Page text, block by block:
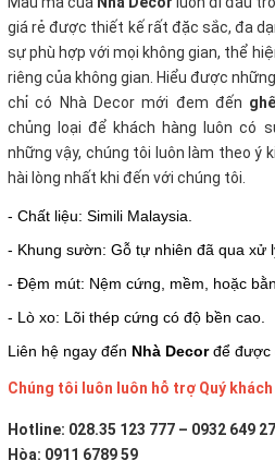
giá rẻ được thiết kế rất đặc sắc, đa
sự phù hợp với mọi không gian, thể
riêng của không gian. Hiểu được
chỉ có Nhà Decor mới đem đến
chủng loại để khách hàng luôn có
những vậy, chúng tôi luôn làm theo ý
hài lòng nhất khi đến với chúng tôi.
- Chất liệu: Simili Malaysia.
- Khung sườn: Gỗ tự nhiên đã qua xử
- Đệm mút: Nệm cứng, mềm, hoặc
- Lò xo: Lõi thép cứng có độ bền cao.
Liên hệ ngay đến Nhà Decorđể được
Chúng tôi luôn luôn hỗ trợ Quý
Hotline: 028.35 123 777 – 0932 649
Hòa: 0911 6789 59